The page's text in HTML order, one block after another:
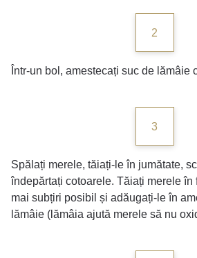
2
Într-un bol, amestecați suc de lămâie
3
Spălați merele, tăiați-le în jumătate,
îndepărtați cotoarele. Tăiați merele în
mai subțiri posibil și adăugați-le în
lămâie (lămâia ajută merele să nu